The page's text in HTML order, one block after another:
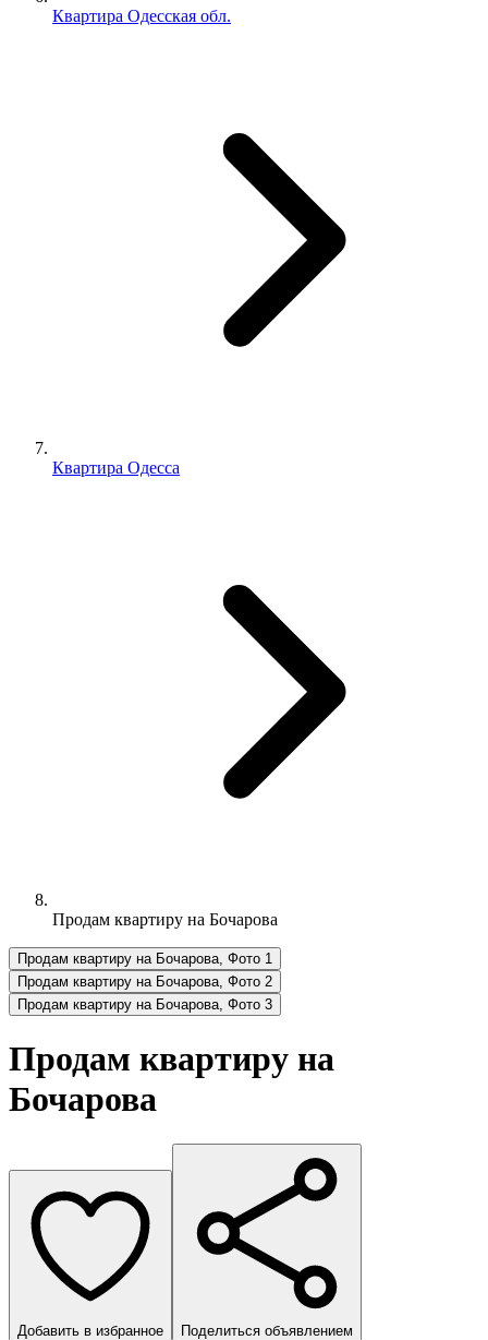
Квартира Одесская обл.
Квартира Одесса
Продам квартиру на Бочарова
Продам квартиру на Бочарова, Фото 1
Продам квартиру на Бочарова, Фото 2
Продам квартиру на Бочарова, Фото 3
Продам квартиру на
Бочарова
Добавить в избранное Поделиться объявлением